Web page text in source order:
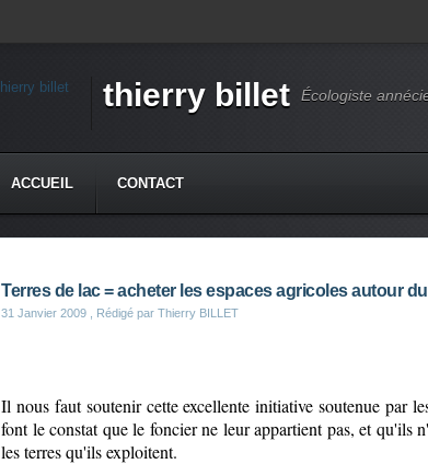
thierry billet Écologiste
ACCUEIL CONTACT
Terres de lac = acheter les espaces agricoles autour
31 Janvier 2009 , Rédigé par Thierry BILLET
Il nous faut soutenir cette excellente initiative soutenue par
font le constat que le foncier ne leur appartient pas, et qu'ils
les terres qu'ils exploitent.